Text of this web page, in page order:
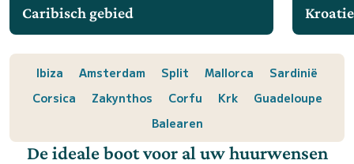
Caribisch gebied Kroatie
Ibiza Amsterdam Split Mallorca
Sardinië
Corsica
Zakynthos Corfu Krk
Guadeloupe
Balearen
De ideale boot voor al uw huurwensen